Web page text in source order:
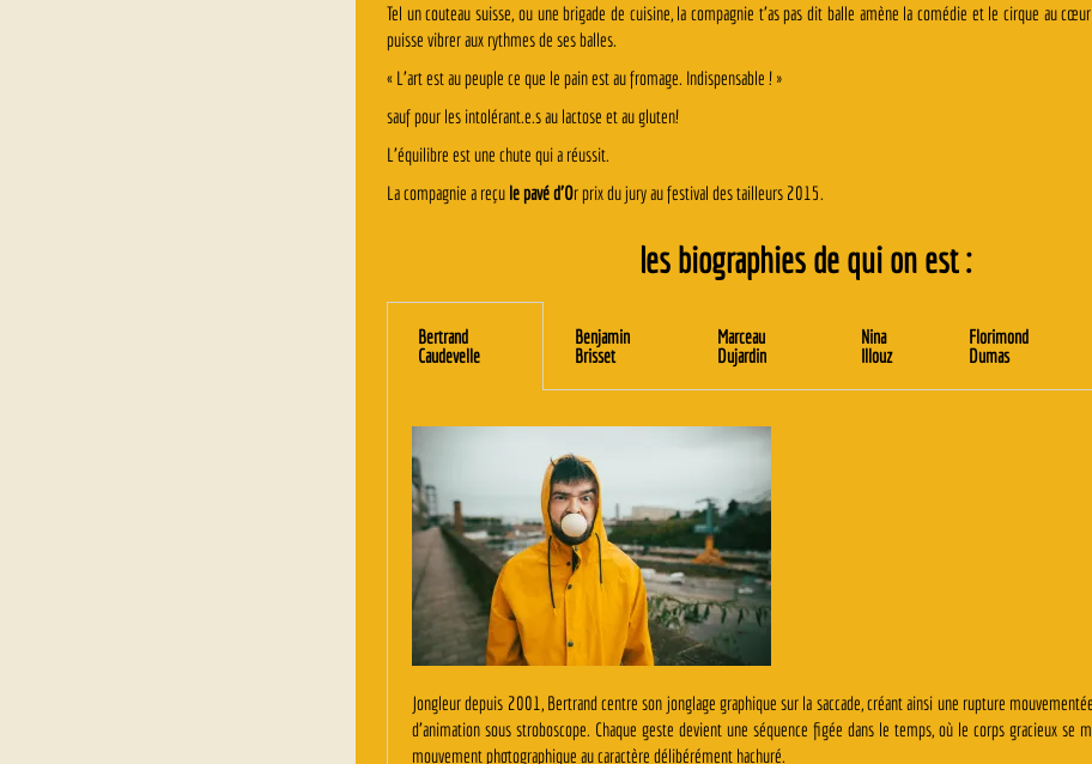
Tel un couteau suisse, ou une brigade de cuisine, la compagnie t’as pas dit balle amène la comédie et le cirque au
puisse vibrer aux rythmes de ses balles.
« L’art est au peuple ce que le pain est au fromage. Indispensable ! »
sauf pour les intolérant.e.s au lactose et au gluten!
L’équilibre est une chute qui a réussit.
La compagnie a reçu le pavé d’Or prix du jury au festival des tailleurs 2015.
les biographies de qui on est :
Bertrand
Caudevelle
Benjamin
Brisset
Marceau
Dujardin
Nina
Illouz
Florimond
Dumas
Jongleur depuis 2001, Bertrand centre son jonglage graphique sur la saccade, créant ainsi une rupture
d’animation sous stroboscope. Chaque geste devient une séquence figée dans le temps, où le corps gracieux se
mouvement photographique au caractère délibérément hachuré.